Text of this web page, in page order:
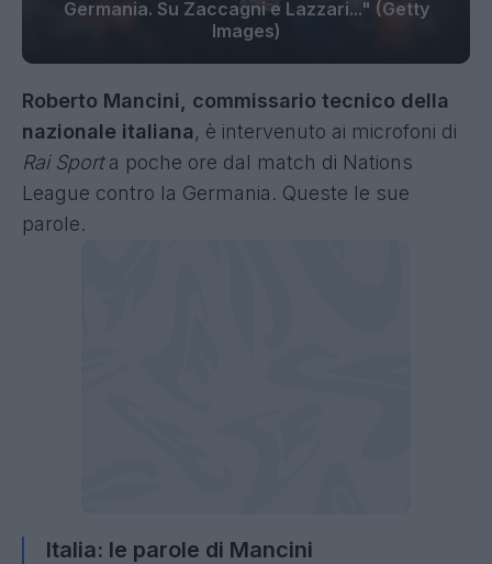
Germania. Su Zaccagni e Lazzari..." (Getty
Images)
Roberto Mancini, commissario tecnico della
nazionale italiana, è intervenuto ai microfoni di
Rai Sporta poche ore dal match di Nations
League contro la Germania. Queste le sue
parole.
Italia: le parole di Mancini